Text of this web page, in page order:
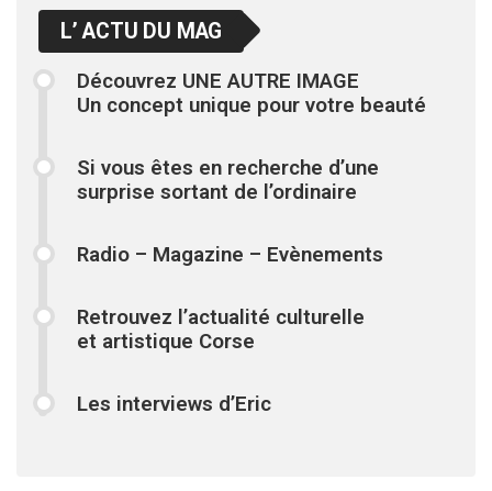
L’ ACTU DU MAG
Découvrez UNE AUTRE IMAGE
Un concept unique pour votre beauté
Si vous êtes en recherche d’une
surprise sortant de l’ordinaire
Radio – Magazine – Evènements
Retrouvez l’actualité culturelle
et artistique Corse
Les interviews d’Eric